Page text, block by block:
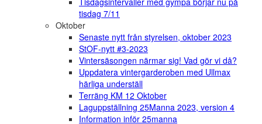
tisdag 7/11
Oktober
Senaste nytt från styrelsen, oktober 2023
StOF-nytt #3-2023
Vintersäsongen närmar sig! Vad gör vi då?
Uppdatera vintergarderoben med Ullmax
härliga underställ
Terräng KM 12 Oktober
Laguppställning 25Manna 2023, version 4
Information inför 25manna